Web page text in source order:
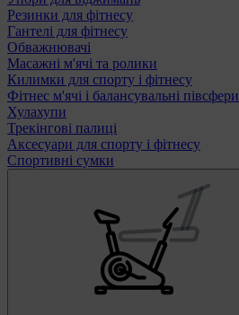
Резинки для фітнесу
Гантелі для фітнесу
Обважнювачі
Масажні м'ячі та ролики
Килимки для спорту і фітнесу
Фітнес м'ячі і балансувальні півсфери
Хулахупи
Трекінгові палиці
Аксесуари для спорту і фітнесу
Спортивні сумки